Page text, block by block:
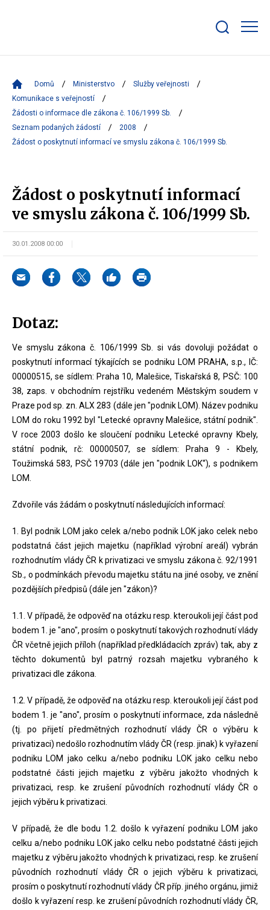
bar
Domů Ministerstvo
Služby veřejnosti
Komunikace s veřejností
Žádosti o informace dle zákona č. 106/1999 Sb.
Seznam podaných žádostí
2008
Žádost o poskytnutí informací ve smyslu zákona č. 106/1999 Sb.
Žádost o poskytnutí informací
ve smyslu zákona č. 106/1999 Sb.
30.01.2008 00:00
Dotaz:
Ve smyslu zákona č. 106/1999 Sb. si vás dovoluji požádat o
poskytnutí informací týkajících se podniku LOM PRAHA, s.p., IČ:
00000515, se sídlem: Praha 10, Malešice, Tiskařská 8, PSČ: 100
38, zaps. v obchodním rejstříku vedeném Městským soudem v
Praze pod sp. zn. ALX 283 (dále jen "podnik LOM). Název podniku
LOM do roku 1992 byl "Letecké opravny Malešice, státní podnik".
V roce 2003 došlo ke sloučení podniku Letecké opravny Kbely,
státní podnik, rč: 00000507, se sídlem: Praha 9 - Kbely,
Toužimská 583, PSČ 19703 (dále jen "podnik LOK“), s podnikem
LOM.
Zdvořile vás žádám o poskytnutí následujících informací:
1. Byl podnik LOM jako celek a/nebo podnik LOK jako celek nebo
podstatná část jejich majetku (například výrobní areál) vybrán
rozhodnutím vlády ČR k privatizaci ve smyslu zákona č. 92/1991
Sb., o podmínkách převodu majetku státu na jiné osoby, ve znění
pozdějších předpisů (dále jen "zákon)?
1.1. V případě, že odpověď na otázku resp. kteroukoli její část pod
bodem 1. je "ano", prosím o poskytnutí takových rozhodnutí vlády
ČR včetně jejich příloh (například předkládacích zpráv) tak, aby z
těchto dokumentů byl patrný rozsah majetku vybraného k
privatizaci dle zákona.
1.2. V případě, že odpověď na otázku resp. kteroukoli její část pod
bodem 1. je "ano", prosím o poskytnutí informace, zda následně
(tj. po přijetí předmětných rozhodnutí vlády ČR o výběru k
privatizaci) nedošlo rozhodnutím vlády ČR (resp. jinak) k vyřazení
podniku LOM jako celku a/nebo podniku LOK jako celku nebo
podstatné části jejich majetku z výběru jakožto vhodných k
privatizaci, resp. ke zrušení původních rozhodnutí vlády ČR o
jejich výběru k privatizaci.
V případě, že dle bodu 1.2. došlo k vyřazení podniku LOM jako
celku a/nebo podniku LOK jako celku nebo podstatné části jejich
majetku z výběru jakožto vhodných k privatizaci, resp. ke zrušení
původních rozhodnutí vlády ČR o jejich výběru k privatizaci,
prosím o poskytnutí rozhodnutí vlády ČR příp. jiného orgánu, jimiž
došlo k vyřazení resp. ke zrušení původních rozhodnutí vlády ČR,